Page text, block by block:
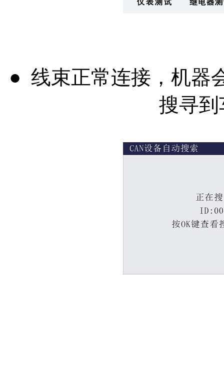
● 线束正常连接，机器
搜寻